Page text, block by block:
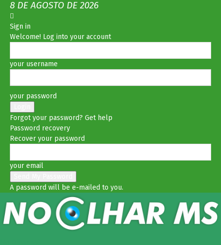
8 DE AGOSTO DE 2026
Sign in
Welcome! Log into your account
your username
your password
Forgot your password? Get help
Password recovery
Recover your password
your email
A password will be e-mailed to you.